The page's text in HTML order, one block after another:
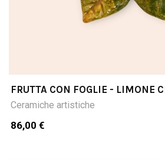
FRUTTA CON FOGLIE - LIMONE
Ceramiche artistiche
86,00 €